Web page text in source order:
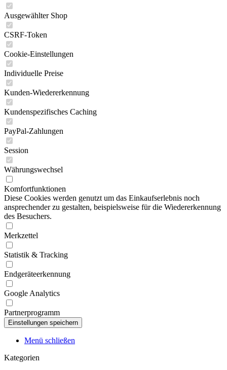
Ausgewählter Shop
CSRF-Token
Cookie-Einstellungen
Individuelle Preise
Kunden-Wiedererkennung
Kundenspezifisches Caching
PayPal-Zahlungen
Session
Währungswechsel
Komfortfunktionen
Diese Cookies werden genutzt um das Einkaufserlebnis noch
ansprechender zu gestalten, beispielsweise für die Wiedererkennung
des Besuchers.
Merkzettel
Statistik & Tracking
Endgeräteerkennung
Google Analytics
Partnerprogramm
Menü schließen
Kategorien